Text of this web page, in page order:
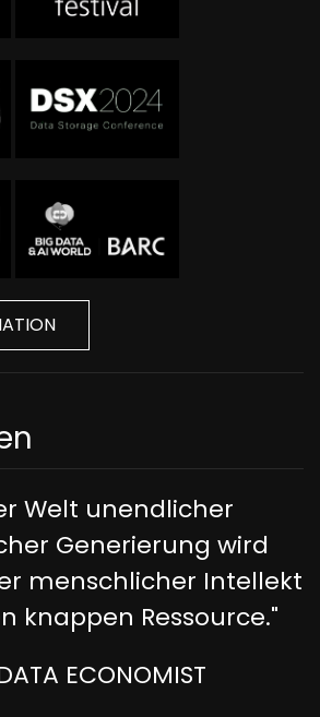
Welt unendlicher
Generierung wird
menschlicher Intellekt
knappen Ressource."
ECONOMIST